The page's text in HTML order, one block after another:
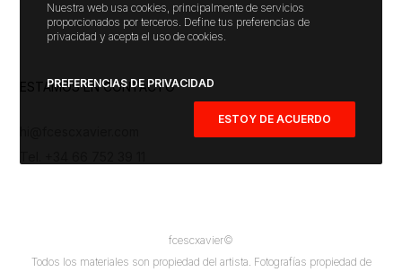
ESTAMOS EN CONTACTO
fcescxavier©️
Todos los materiales son propiedad del artista. Fotografías propiedad de
Nuestra web usa cookies, principalmente de servicios
proporcionados por terceros. Define tus preferencias de
privacidad y acepta el uso de cookies.
PREFERENCIAS DE PRIVACIDAD
ESTOY DE ACUERDO